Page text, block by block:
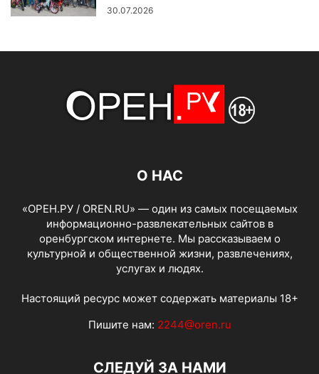
30.07.2026
О НАС
«ОРЕН.РУ / OREN.RU» — один из самых посещаемых
информационно-развлекательных сайтов в
оренбургском интернете. Мы рассказываем о
культурной и общественной жизни, развлечениях,
услугах и людях.
Настоящий ресурс может содержать материалы 18+
Пишите нам: 2244@oren.ru
СЛЕДУЙ ЗА НАМИ